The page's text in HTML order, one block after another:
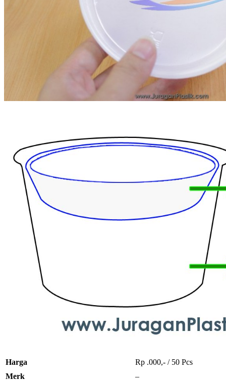
Harga
Rp .000,- / 50 Pcs
Merk
–